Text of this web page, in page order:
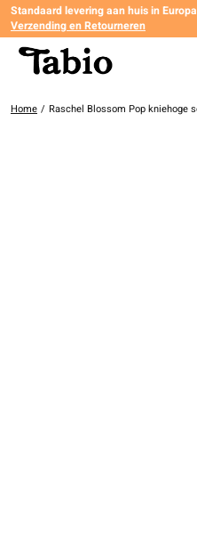
Standaard levering aan huis in
Verzending en Retourneren
Home / Raschel Blossom Pop kniehoge